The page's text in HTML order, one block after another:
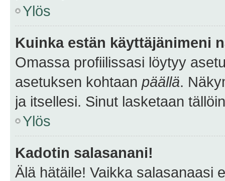
Ylös
Kuinka estän käyttäjänimeni
Omassa profiilissasi löytyy
asetuksen kohtaan päällä.
ja itsellesi. Sinut lasketaan
Ylös
Kadotin salasanani!
Älä hätäile! Vaikka salasanaasi